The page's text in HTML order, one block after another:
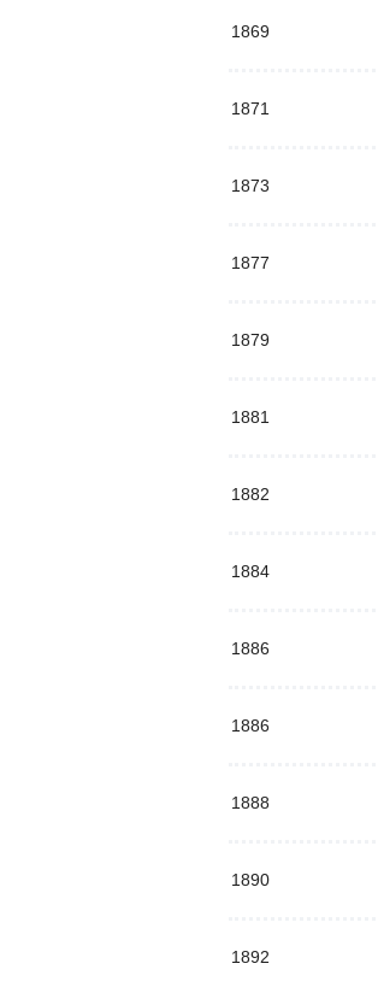
1869
1871
1873
1877
1879
1881
1882
1884
1886
1886
1888
1890
1892